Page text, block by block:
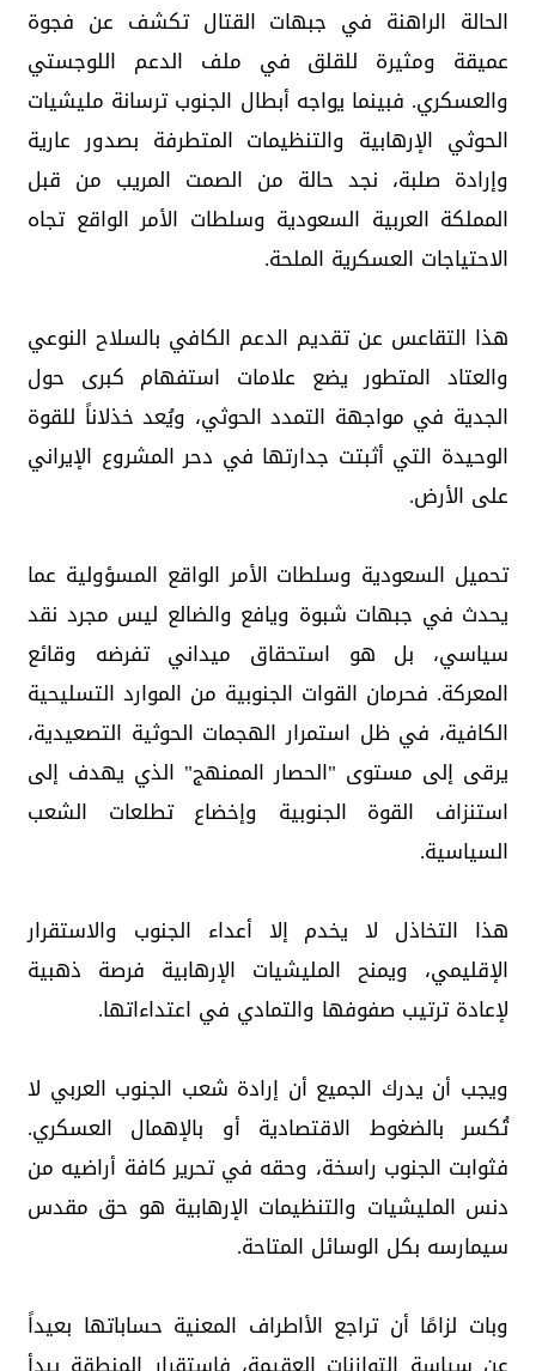
الحالة الراهنة في جبهات القتال تكشف عن فجوة
عميقة ومثيرة للقلق في ملف الدعم اللوجستي
والعسكري. فبينما يواجه أبطال الجنوب ترسانة مليشيات
الحوثي الإرهابية والتنظيمات المتطرفة بصدور عارية
وإرادة صلبة، نجد حالة من الصمت المريب من قبل
المملكة العربية السعودية وسلطات الأمر الواقع تجاه
الاحتياجات العسكرية الملحة.
هذا التقاعس عن تقديم الدعم الكافي بالسلاح النوعي
والعتاد المتطور يضع علامات استفهام كبرى حول
الجدية في مواجهة التمدد الحوثي، ويُعد خذلاناً للقوة
الوحيدة التي أثبتت جدارتها في دحر المشروع الإيراني
على الأرض.
تحميل السعودية وسلطات الأمر الواقع المسؤولية عما
يحدث في جبهات شبوة ويافع والضالع ليس مجرد نقد
سياسي، بل هو استحقاق ميداني تفرضه وقائع
المعركة. فحرمان القوات الجنوبية من الموارد التسليحية
الكافية، في ظل استمرار الهجمات الحوثية التصعيدية،
يرقى إلى مستوى "الحصار الممنهج" الذي يهدف إلى
استنزاف القوة الجنوبية وإخضاع تطلعات الشعب
السياسية.
هذا التخاذل لا يخدم إلا أعداء الجنوب والاستقرار
الإقليمي، ويمنح المليشيات الإرهابية فرصة ذهبية
لإعادة ترتيب صفوفها والتمادي في اعتداءاتها.
ويجب أن يدرك الجميع أن إرادة شعب الجنوب العربي لا
تُكسر بالضغوط الاقتصادية أو بالإهمال العسكري.
فثوابت الجنوب راسخة، وحقه في تحرير كافة أراضيه من
دنس المليشيات والتنظيمات الإرهابية هو حق مقدس
سيمارسه بكل الوسائل المتاحة.
وبات لزامًا أن تراجع الأاطراف المعنية حساباتها بعيداً